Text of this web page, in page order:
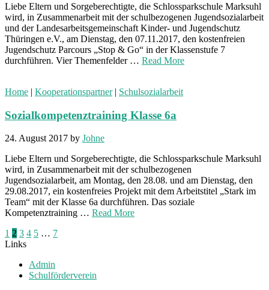
Liebe Eltern und Sorgeberechtigte, die Schlossparkschule Marksuhl
wird, in Zusammenarbeit mit der schulbezogenen Jugendsozialarbeit
und der Landesarbeitsgemeinschaft Kinder- und Jugendschutz
Thüringen e.V., am Dienstag, den 07.11.2017, den kostenfreien
Jugendschutz Parcours „Stop & Go“ in der Klassenstufe 7
durchführen. Vier Themenfelder … Read More
Home | Kooperationspartner| Schulsozialarbeit
Sozialkompetenztraining Klasse 6a
24. August 2017 by Johne
Liebe Eltern und Sorgeberechtigte, die Schlossparkschule Marksuhl
wird, in Zusammenarbeit mit der schulbezogenen
Jugendsozialarbeit, am Montag, den 28.08. und am Dienstag, den
29.08.2017, ein kostenfreies Projekt mit dem Arbeitstitel „Stark im
Team“ mit der Klasse 6a durchführen. Das soziale
Kompetenztraining … Read More
Seitennummerierung
der
Beiträge
1 2 3 4 5 … 7
Links
Admin
Schulförderverein